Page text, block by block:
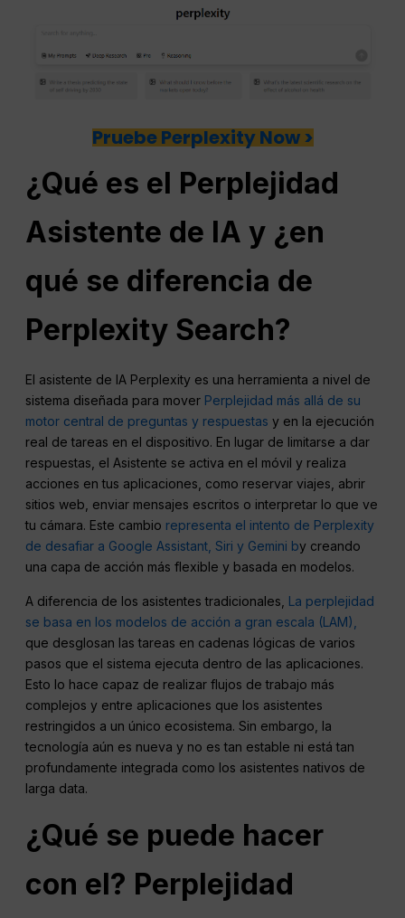
Pruebe Perplexity Now >
¿Qué es el Perplejidad
Asistente de IA y ¿en
qué se diferencia de
Perplexity Search?
El asistente de IA Perplexity es una herramienta a nivel de
sistema diseñada para mover Perplejidad más allá de su
motor central de preguntas y respuestasy en la ejecución
real de tareas en el dispositivo. En lugar de limitarse a dar
respuestas, el Asistente se activa en el móvil y realiza
acciones en tus aplicaciones, como reservar viajes, abrir
sitios web, enviar mensajes escritos o interpretar lo que ve
tu cámara. Este cambio representa el intento de Perplexity
de desafiar a Google Assistant, Siri y Gemini by creando
una capa de acción más flexible y basada en modelos.
A diferencia de los asistentes tradicionales, La perplejidad
se basa en los modelos de acción a gran escala (LAM),
que desglosan las tareas en cadenas lógicas de varios
pasos que el sistema ejecuta dentro de las aplicaciones.
Esto lo hace capaz de realizar flujos de trabajo más
complejos y entre aplicaciones que los asistentes
restringidos a un único ecosistema. Sin embargo, la
tecnología aún es nueva y no es tan estable ni está tan
profundamente integrada como los asistentes nativos de
larga data.
¿Qué se puede hacer
con el? Perplejidad